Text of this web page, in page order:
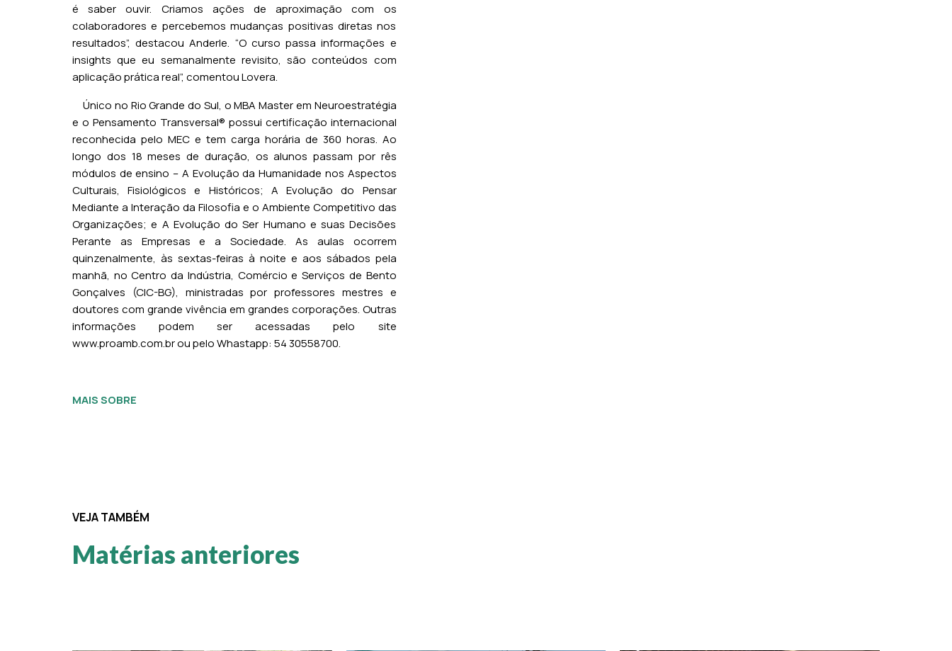
é saber ouvir. Criamos ações de aproximação com os
colaboradores e percebemos mudanças positivas diretas nos
resultados”, destacou Anderle. “O curso passa informações e
insights que eu semanalmente revisito, são conteúdos com
aplicação prática real”, comentou Lovera.
Único no Rio Grande do Sul, o MBA Master em Neuroestratégia
e o Pensamento Transversal® possui certificação internacional
reconhecida pelo MEC e tem carga horária de 360 horas. Ao
longo dos 18 meses de duração, os alunos passam por rês
módulos de ensino – A Evolução da Humanidade nos Aspectos
Culturais, Fisiológicos e Históricos; A Evolução do Pensar
Mediante a Interação da Filosofia e o Ambiente Competitivo das
Organizações; e A Evolução do Ser Humano e suas Decisões
Perante as Empresas e a Sociedade. As aulas ocorrem
quinzenalmente, às sextas-feiras à noite e aos sábados pela
manhã, no Centro da Indústria, Comércio e Serviços de Bento
Gonçalves (CIC-BG), ministradas por professores mestres e
doutores com grande vivência em grandes corporações. Outras
informações podem ser acessadas pelo site
www.proamb.com.brou pelo Whastapp: 54 30558700.
MAIS SOBRE
VEJA TAMBÉM
Matérias anteriores